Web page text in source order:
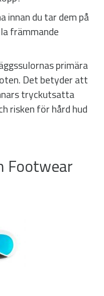
innan du tar dem på
främmande
primära
Det betyder att
tryckutsatta
risken för hård hud
Footwear